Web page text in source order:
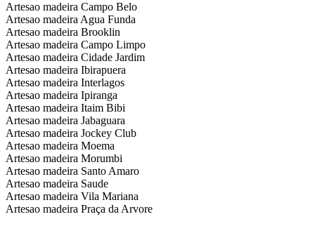
Artesao madeira Campo Belo
Artesao madeira Agua Funda
Artesao madeira Brooklin
Artesao madeira Campo Limpo
Artesao madeira Cidade Jardim
Artesao madeira Ibirapuera
Artesao madeira Interlagos
Artesao madeira Ipiranga
Artesao madeira Itaim Bibi
Artesao madeira Jabaguara
Artesao madeira Jockey Club
Artesao madeira Moema
Artesao madeira Morumbi
Artesao madeira Santo Amaro
Artesao madeira Saude
Artesao madeira Vila Mariana
Artesao madeira Praça da Arvore